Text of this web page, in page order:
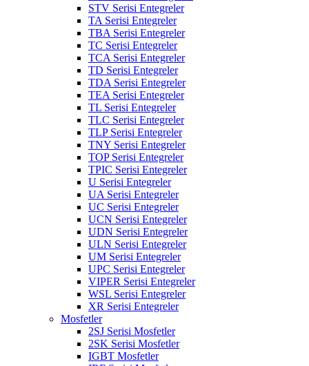
STV Serisi Entegreler
TA Serisi Entegreler
TBA Serisi Entegreler
TC Serisi Entegreler
TCA Serisi Entegreler
TD Serisi Entegreler
TDA Serisi Entegreler
TEA Serisi Entegreler
TL Serisi Entegreler
TLC Serisi Entegreler
TLP Serisi Entegreler
TNY Serisi Entegreler
TOP Serisi Entegreler
TPIC Serisi Entegreler
U Serisi Entegreler
UA Serisi Entegreler
UC Serisi Entegreler
UCN Serisi Entegreler
UDN Serisi Entegreler
ULN Serisi Entegreler
UM Serisi Entegreler
UPC Serisi Entegreler
VIPER Serisi Entegreler
WSL Serisi Entegreler
XR Serisi Entegreler
Mosfetler
2SJ Serisi Mosfetler
2SK Serisi Mosfetler
IGBT Mosfetler